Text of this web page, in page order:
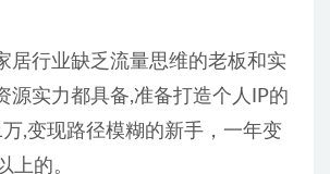
居行业缺乏流量思维的老板和实
源实力都具备,准备打造个人IP的
,变现路径模糊的新手，一年变
上的。